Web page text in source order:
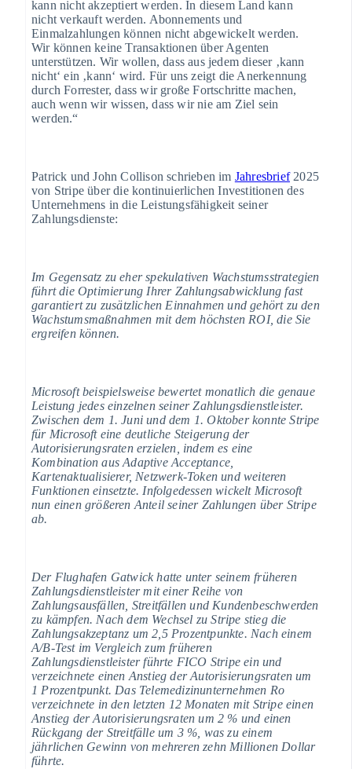
kann nicht akzeptiert werden. In diesem Land kann
nicht verkauft werden. Abonnements und
Einmalzahlungen können nicht abgewickelt werden.
Wir können keine Transaktionen über Agenten
unterstützen. Wir wollen, dass aus jedem dieser ‚kann
nicht‘ ein ‚kann‘ wird. Für uns zeigt die Anerkennung
durch Forrester, dass wir große Fortschritte machen,
auch wenn wir wissen, dass wir nie am Ziel sein
werden.“
Patrick und John Collison schrieben im Jahresbrief2025
von Stripe über die kontinuierlichen Investitionen des
Unternehmens in die Leistungsfähigkeit seiner
Zahlungsdienste:
Im Gegensatz zu eher spekulativen Wachstumsstrategien
führt die Optimierung Ihrer Zahlungsabwicklung fast
garantiert zu zusätzlichen Einnahmen und gehört zu den
Wachstumsmaßnahmen mit dem höchsten ROI, die Sie
ergreifen können.
Microsoft beispielsweise bewertet monatlich die genaue
Leistung jedes einzelnen seiner Zahlungsdienstleister.
Zwischen dem 1. Juni und dem 1. Oktober konnte Stripe
für Microsoft eine deutliche Steigerung der
Autorisierungsraten erzielen, indem es eine
Kombination aus Adaptive Acceptance,
Kartenaktualisierer, Netzwerk-Token und weiteren
Funktionen einsetzte. Infolgedessen wickelt Microsoft
nun einen größeren Anteil seiner Zahlungen über Stripe
ab.
Der Flughafen Gatwick hatte unter seinem früheren
Zahlungsdienstleister mit einer Reihe von
Zahlungsausfällen, Streitfällen und Kundenbeschwerden
zu kämpfen. Nach dem Wechsel zu Stripe stieg die
Zahlungsakzeptanz um 2,5 Prozentpunkte. Nach einem
A/B-Test im Vergleich zum früheren
Zahlungsdienstleister führte FICO Stripe ein und
verzeichnete einen Anstieg der Autorisierungsraten um
1 Prozentpunkt. Das Telemedizinunternehmen Ro
verzeichnete in den letzten 12 Monaten mit Stripe einen
Anstieg der Autorisierungsraten um 2 % und einen
Rückgang der Streitfälle um 3 %, was zu einem
jährlichen Gewinn von mehreren zehn Millionen Dollar
führte.